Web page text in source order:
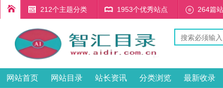
212个主题分类 1953个优秀站点 264篇
网站首页 网站目录 站长资讯 分类浏览 最新收录